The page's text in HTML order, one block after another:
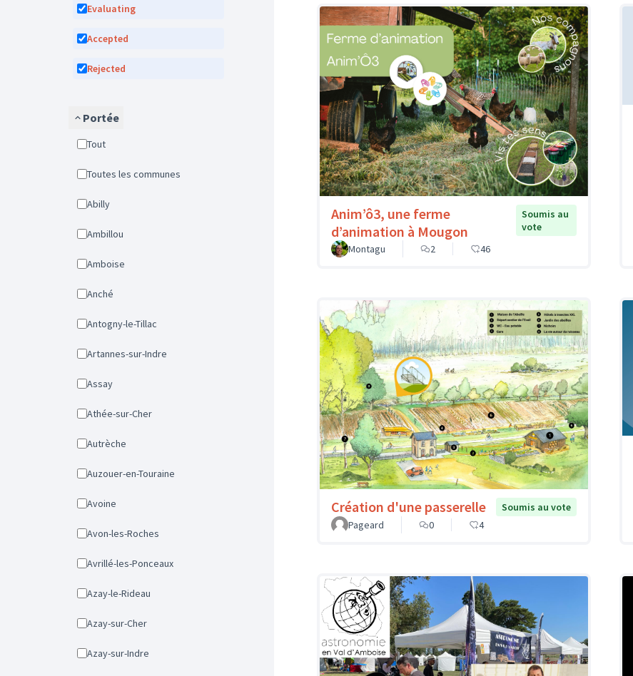
Evaluating
Accepted
Rejected
Portée
Tout
Toutes les communes
Abilly
Ambillou
Amboise
Anché
Antogny-le-Tillac
Artannes-sur-Indre
Assay
Athée-sur-Cher
Autrèche
Auzouer-en-Touraine
Avoine
Avon-les-Roches
Avrillé-les-Ponceaux
Azay-le-Rideau
Azay-sur-Cher
Azay-sur-Indre
Anim’ô3, une ferme
d’animation à Mougon
Soumis au
vote
Montagu
2 46
Création d'une passerelle
Soumis au vote
Pageard
0 4